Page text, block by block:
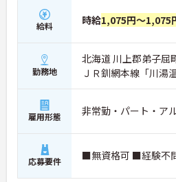
給料 時給1,075円～1,075
勤務地
北海道 川上郡弟子屈
ＪＲ釧網本線「川湯
雇用形態 非常勤・パート・ア
応募要件 ■無資格可 ■経験不